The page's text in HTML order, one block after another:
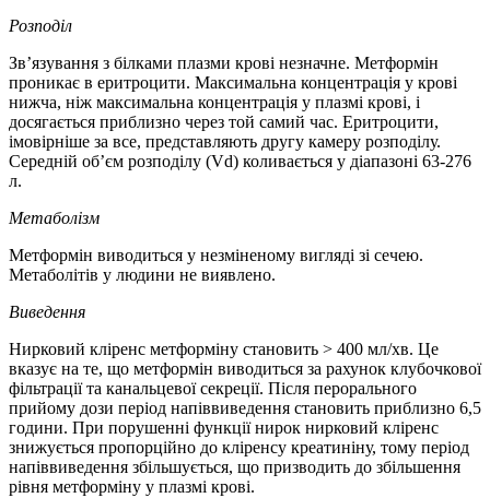
Розподіл
Звʼязування з білками плазми крові незначне. Метформін
проникає в еритроцити. Максимальна концентрація у крові
нижча, ніж максимальна концентрація у плазмі крові, і
досягається приблизно через той самий час. Еритроцити,
імовірніше за все, представляють другу камеру розподілу.
Середній обʼєм розподілу (Vd) коливається у діапазоні 63-276
л.
Метаболізм
Метформін виводиться у незміненому вигляді зі сечею.
Метаболітів у людини не виявлено.
Виведення
Нирковий кліренс метформіну становить > 400 мл/хв. Це
вказує на те, що метформін виводиться за рахунок клубочкової
фільтрації та канальцевої секреції. Після перорального
прийому дози період напіввиведення становить приблизно 6,5
години. При порушенні функції нирок нирковий кліренс
знижується пропорційно до кліренсу креатиніну, тому період
напіввиведення збільшується, що призводить до збільшення
рівня метформіну у плазмі крові.